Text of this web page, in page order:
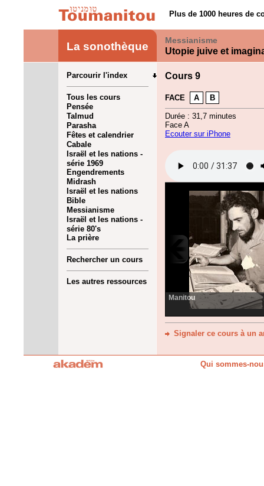
Plus de 1000 heures de
La sonothèque Messianisme
Utopie juive et
Parcourir l'index
Tous les cours
Pensée
Talmud
Parasha
Fêtes et calendrier
Cabale
Israël et les nations -
série 1969
Engendrements
Midrash
Israël et les nations
Bible
Messianisme
Israël et les nations -
série 80's
La prière
Rechercher un cours
Les autres ressources
Cours 9
FACE A B
Durée : 31,7 minutes
Face A
Ecouter sur iPhone
Manitou
Signaler ce cours à un
Qui sommes-